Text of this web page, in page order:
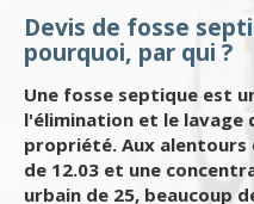
Devis de fosse
pourquoi, par qui ?
Une fosse septique est
l'élimination et le lavage
propriété. Aux alentours
de 12.03 et une
urbain de 25, beaucoup